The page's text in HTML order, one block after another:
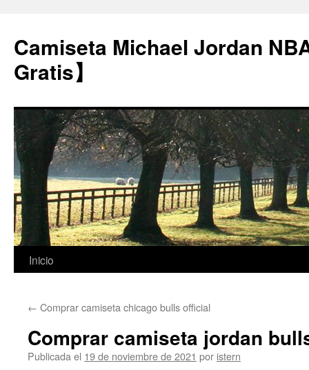
Camiseta Michael Jordan
Gratis】
Saltar
contenido
Inicio
← Comprar camiseta chicago bulls official
Comprar camiseta jordan
Publicada el 19 de noviembre de 2021 por istern